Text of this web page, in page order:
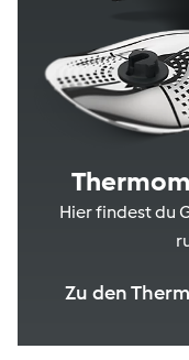
Hier findest du
Zu den